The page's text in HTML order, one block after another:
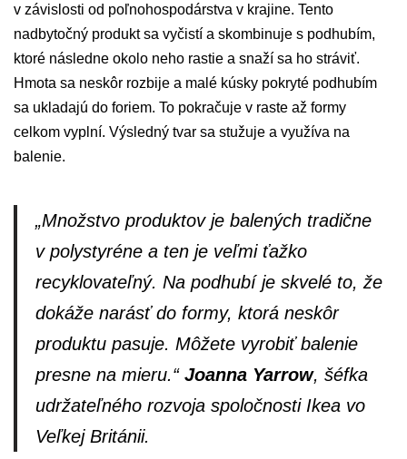
v závislosti od poľnohospodárstva v krajine. Tento
nadbytočný produkt sa vyčistí a skombinuje s podhubím,
ktoré následne okolo neho rastie a snaží sa ho stráviť.
Hmota sa neskôr rozbije a malé kúsky pokryté podhubím
sa ukladajú do foriem. To pokračuje v raste až formy
celkom vyplní. Výsledný tvar sa stužuje a využíva na
balenie.
„Množstvo produktov je balených tradične
v polystyréne a ten je veľmi ťažko
recyklovateľný. Na podhubí je skvelé to, že
dokáže narásť do formy, ktorá neskôr
produktu pasuje. Môžete vyrobiť balenie
presne na mieru.“ Joanna Yarrow, šéfka
udržateľného rozvoja spoločnosti Ikea vo
Veľkej Británii.